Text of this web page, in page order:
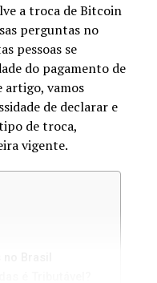
a troca de Bitcoin
perguntas no
pessoas se
do pagamento de
artigo, vamos
de declarar e
de troca,
vigente.